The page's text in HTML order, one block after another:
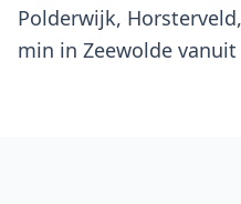
Polderwijk,
min in Zeewolde